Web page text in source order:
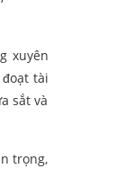
xuyên
tài
sắt và
trọng,